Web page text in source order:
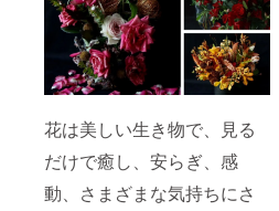
花は美しい生き物で、見る
だけで癒し、安らぎ、感
動、さまざまな気持ちにさ